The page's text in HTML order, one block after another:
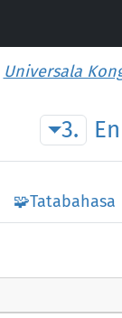
Universala
3. En
🧩Tatabahasa